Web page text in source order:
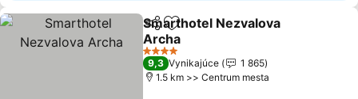
ZdieľaťPridať do obľúbených
Smarthotel Nezvalova
Archa
4 Počet hviezdičiek
9,3 Vynikajúce
1 865
1.5 km >> Centrum mesta